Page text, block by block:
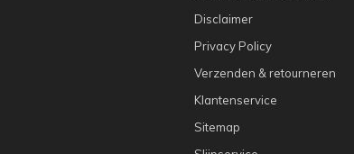
Disclaimer
Privacy Policy
Verzenden & retourneren
Klantenservice
Sitemap